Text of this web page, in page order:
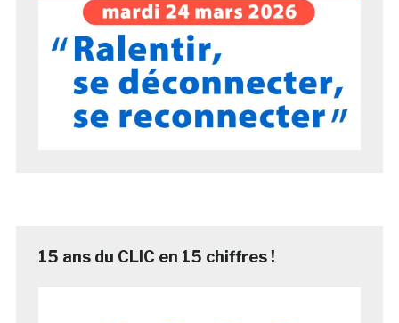
15 ans du CLIC en 15 chiffres !